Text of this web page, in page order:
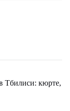
Тбилиси: кюрте,